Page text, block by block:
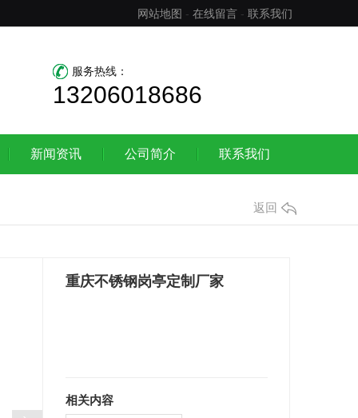
网站地图 - 在线留言 - 联系我们
服务热线：
13206018686
新闻资讯 公司简介 联系我们
返回
重庆不锈钢岗亭定制厂家
相关内容